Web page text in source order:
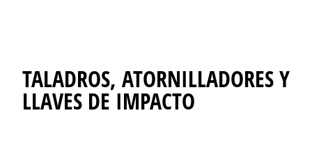
TALADROS, ATORNILLADORES Y
LLAVES DE IMPACTO